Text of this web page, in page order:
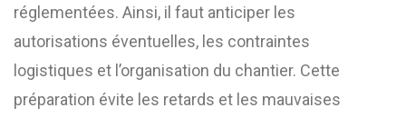
réglementées. Ainsi, il faut anticiper les
autorisations éventuelles, les contraintes
logistiques et l’organisation du chantier. Cette
préparation évite les retards et les mauvaises